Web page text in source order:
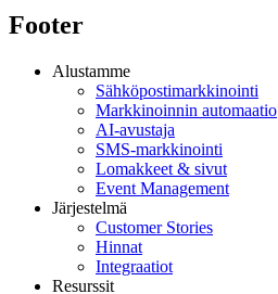
Footer
Alustamme
Sähköpostimarkkinointi
Markkinoinnin automaatio
AI-avustaja
SMS-markkinointi
Lomakkeet & sivut
Event Management
Järjestelmä
Customer Stories
Hinnat
Integraatiot
Resurssit